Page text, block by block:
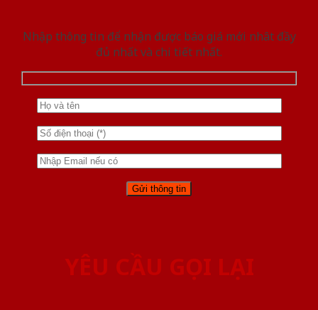
Nhập thông tin để nhận được báo giá mới nhât đầy
đủ nhất và chi tiết nhất.
YÊU CẦU GỌI LẠI